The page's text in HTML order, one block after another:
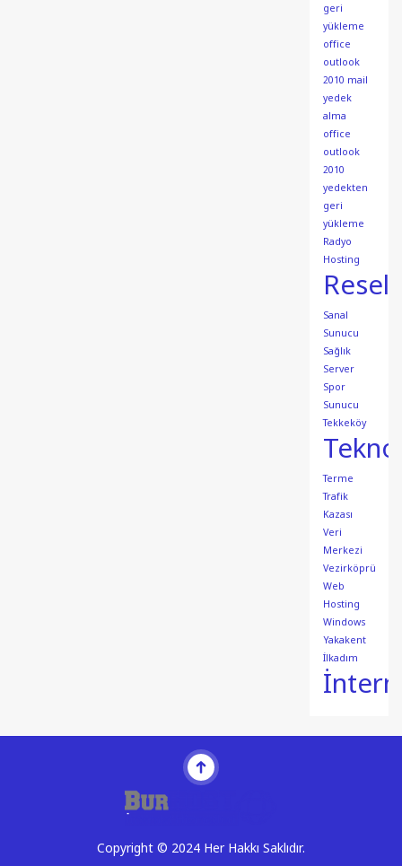
geri
yükleme
office
outlook
2010 mail
yedek
alma
office
outlook
2010
yedekten
geri
yükleme
Radyo
Hosting
Sanal
Sunucu
Sağlık
Server
Spor
Sunucu
Tekkeköy
Terme
Trafik
Kazası
Veri
Merkezi
Vezirköprü
Web
Hosting
Windows
Yakakent
İlkadım
Copyright © 2024 Her Hakkı Saklıdır.